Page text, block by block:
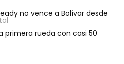
no vence a Bolívar desde
primera rueda con casi 50